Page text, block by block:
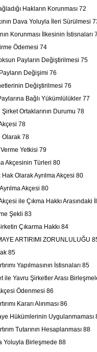
Hakların Korunması 72
Dava Yoluyla İleri Sürülmesi
Korunması İlkesinin İstisnaları
Ödemesi 74
Payların Değiştirilmesi 75
Değişimi 76
Değiştirilmesi 76
Bağlı Yükümlülükler 77
Ortaklarının Durumu 78
78
78
Yetkisi 79
Türleri 80
Olarak Ayrılma Akçesi 80
Akçesi 80
ile Çıkma Hakkı Arasındaki
Şekli 83
Çıkarma Hakkı 84
ARTIRIMI ZORUNLULUĞU
85
Yapılmasının İstisnaları 85
ile Yavru Şirketler Arası
Ödenmesi 86
Kararı Alınması 86
Hükümlerinin Uygulanmaması
Tutarının Hesaplanması 88
Yoluyla Birleşmede 88